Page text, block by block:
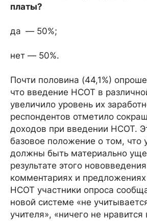
платы?
да — 50%;
нет — 50%.
Почти половина (44,1%)
что введение НСОТ в
увеличило уровень их
респондентов отметило
доходов при введении НСОТ.
базовое положение о том, что
должны быть материально
результате этого
комментариях и
НСОТ участники опроса
новой системе «не
учителя», «ничего не